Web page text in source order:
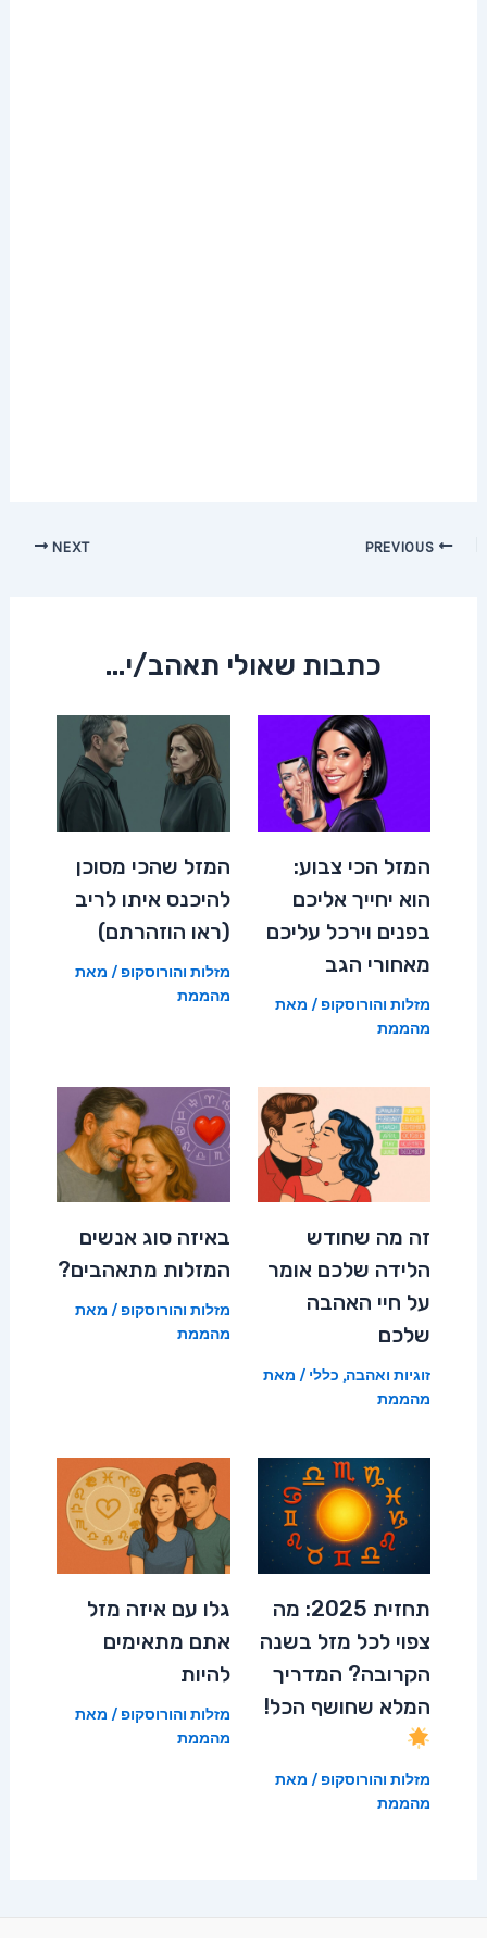
Post
NEXT
כתבות שאולי תאהב/י...
המזל הכי צבוע:
הוא יחייך אליכם
בפנים וירכל עליכם
מאחורי הגב
מזלות והורוסקופ / מאת
מהממת
המזל שהכי מסוכן
להיכנס איתו לריב
(ראו הוזהרתם)
מזלות והורוסקופ / מאת
מהממת
זה מה שחודש
הלידה שלכם אומר
על חיי האהבה
שלכם
זוגיות ואהבה, כללי / מאת
מהממת
באיזה סוג אנשים
המזלות מתאהבים?
מזלות והורוסקופ / מאת
מהממת
תחזית 2025: מה
צפוי לכל מזל בשנה
הקרובה? המדריך
המלא שחושף הכל!
מזלות והורוסקופ / מאת
מהממת
גלו עם איזה מזל
אתם מתאימים
להיות
מזלות והורוסקופ / מאת
מהממת